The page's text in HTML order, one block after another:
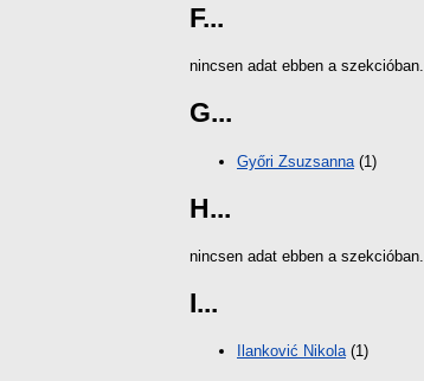
F...
nincsen adat ebben a szekcióban.
G...
Győri Zsuzsanna (1)
H...
nincsen adat ebben a szekcióban.
I...
Ilanković Nikola (1)